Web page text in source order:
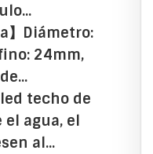
】Diámetro:
24mm,
techo de
el agua, el
al...